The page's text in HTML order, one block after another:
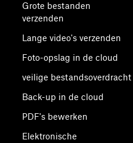
Grote bestanden
verzenden
Lange video's verzenden
Foto-opslag in de cloud
veilige bestandsoverdracht
Back-up in de cloud
PDF's bewerken
Elektronische